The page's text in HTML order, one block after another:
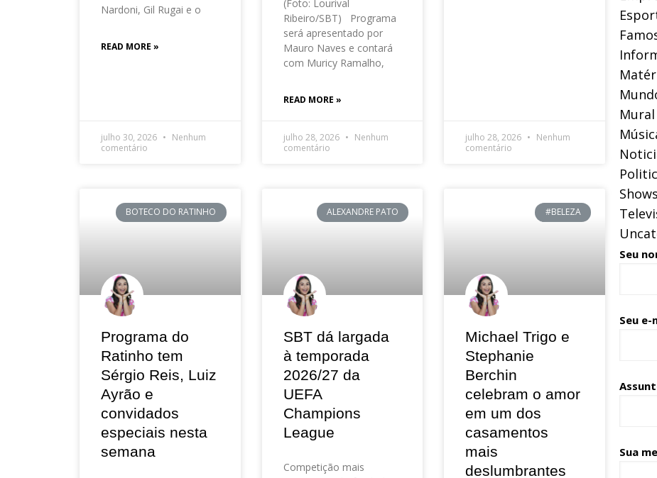
Nardoni, Gil Rugai e o
READ MORE »
julho 30, 2026
Nenhum
comentário
(Foto: Lourival
Ribeiro/SBT) Programa
será apresentado por
Mauro Naves e contará
com Muricy Ramalho,
READ MORE »
julho 28, 2026
Nenhum
comentário
julho 28, 2026
Nenhum
comentário
BOTECO DO RATINHO
Programa do
Ratinho tem
Sérgio Reis, Luiz
Ayrão e
convidados
especiais nesta
semana
ALEXANDRE PATO
SBT dá largada
à temporada
2026/27 da
UEFA
Champions
League
Competição mais
#BELEZA
Michael Trigo e
Stephanie
Berchin
celebram o amor
em um dos
casamentos
mais
deslumbrantes
Seu
Seu e-
Sua